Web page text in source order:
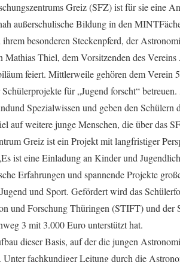
Greiz (SFZ) ist für sie eine
außerschulische Bildung in den
besonderen Steckenpferd, der
Thiel, dem Vorsitzenden des
feiert. Mittlerweile gehören dem Verein
für „Jugend forscht“
Spezialwissen und geben den
auf weitere junge Menschen, die über das
Greiz ist ein Projekt mit langfristiger
ist eine Einladung an Kinder und
Erfahrungen und spannende Projekte
und Sport. Gefördert wird das
und Forschung Thüringen (STIFT) und der
3 mit 3.000 Euro unterstützt hat.
dieser Basis, auf der die jungen
fachkundiger Leitung durch die